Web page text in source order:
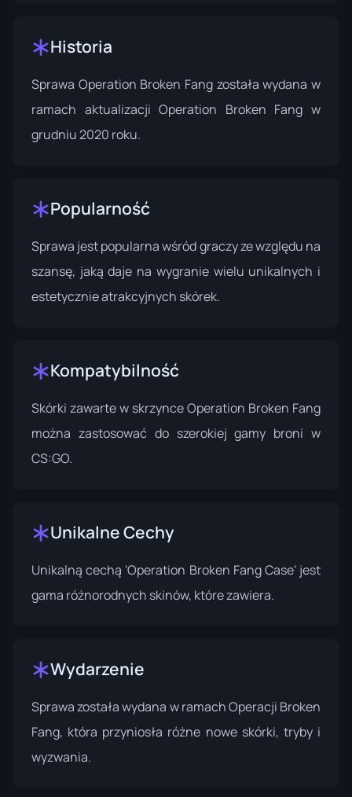
Historia
Sprawa Operation Broken Fang została wydana w
ramach aktualizacji Operation Broken Fang w
grudniu 2020 roku.
Popularność
Sprawa jest popularna wśród graczy ze względu na
szansę, jaką daje na wygranie wielu unikalnych i
estetycznie atrakcyjnych skórek.
Kompatybilność
Skórki zawarte w skrzynce Operation Broken Fang
można zastosować do szerokiej gamy broni w
CS:GO.
Unikalne Cechy
Unikalną cechą 'Operation Broken Fang Case' jest
gama różnorodnych skinów, które zawiera.
Wydarzenie
Sprawa została wydana w ramachOperacji Broken
Fang, która przyniosła różne nowe skórki, tryby i
wyzwania.